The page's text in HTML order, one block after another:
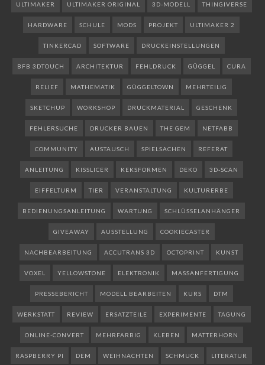
ULTIMAKER ULTIMAKER ORIGINAL 3D-MODELL THINGIVERSE
HARDWARE SCHULE MODS PROJEKT ULTIMAKER 2
TINKERCAD SOFTWARE DRUCKEINSTELLUNGEN
BFB 3DTOUCH ARCHITEKTUR FEHLDRUCK GÜGGEL CURA
RELIEF MATHEMATIK GÜGGELTOWN MEHRTEILIG
SKETCHUP WORKSHOP DRUCKMATERIAL GESCHENK
FEHLERSUCHE DRUCKER BAUEN THE GEM NETFABB
COMMUNITY AUSTAUSCH SPIELSACHEN REFERAT
ANLEITUNG KISSLICER KEKSFORMEN DEKO 3D-SCAN
EIFFELTURM TIER VERANSTALTUNG KULTURERBE
BEDIENUNGSANLEITUNG WARTUNG SCHLÜSSELANHÄNGER
GIVEAWAY AUSSTELLUNG COOKIECASTER
NACHBEARBEITUNG ACCUTRANS 3D OCTOPRINT KUNST
VOXEL YELLOWSTONE ELEKTRONIK MASSANFERTIGUNG
PRESSEBERICHT MODELL BEARBEITEN KURS DTM
WERKSTATT REVIEW ERSATZTEILE EXPERIMENTE TAGUNG
ONLINE-CONVERT MEHRFARBIG KLEBEN MATTERHORN
RASPBERRY PI DEM WEIHNACHTEN SCHMUCK LITERATUR